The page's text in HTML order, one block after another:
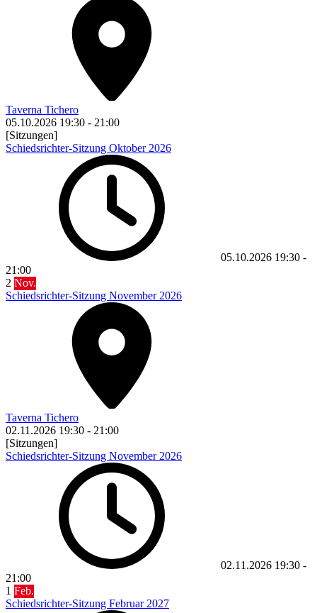
Taverna Tichero
05.10.2026 19:30 - 21:00
[Sitzungen]
Schiedsrichter-Sitzung Oktober 2026
05.10.2026 19:30 -
21:00
2 Nov.
Schiedsrichter-Sitzung November 2026
Taverna Tichero
02.11.2026 19:30 - 21:00
[Sitzungen]
Schiedsrichter-Sitzung November 2026
02.11.2026 19:30 -
21:00
1 Feb.
Schiedsrichter-Sitzung Februar 2027